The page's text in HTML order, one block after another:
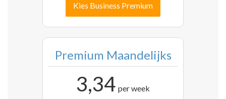
Kies Business Premium
Premium Maandelijks
3,34 per week